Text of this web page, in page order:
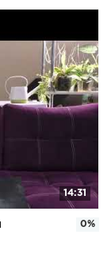
14:31
0%